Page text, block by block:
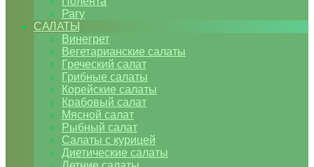
Рагу
САЛАТЫ
Винегрет
Вегетарианские салаты
Греческий салат
Грибные салаты
Корейские салаты
Крабовый салат
Мясной салат
Рыбный салат
Салаты с курицей
Диетические салаты